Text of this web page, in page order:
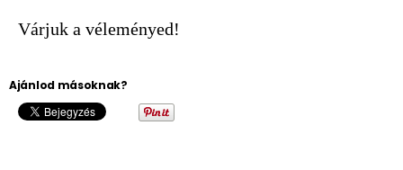
Várjuk a véleményed!
Ajánlod másoknak?